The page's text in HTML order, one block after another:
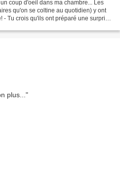
coup d'oeil dans ma chambre... Les
qu'on se coltine au quotidien) y ont
Tu crois qu'ils ont préparé une surprise